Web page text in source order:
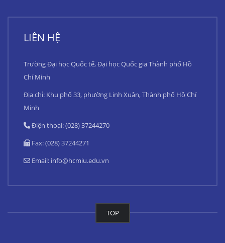
LIÊN HỆ
Trường Đại học Quốc tế, Đại học Quốc gia Thành phố Hồ
Chí Minh
Địa chỉ: Khu phố 33, phường Linh Xuân, Thành phố Hồ Chí
Minh
Điện thoại: (028) 37244270
Fax: (028) 37244271
Email: info@hcmiu.edu.vn
TOP